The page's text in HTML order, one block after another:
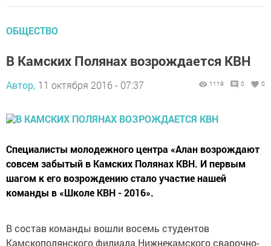
ОБЩЕСТВО
В Камских Полянах возрождается КВН
Автор, 11 октября 2016 - 07:37 1119 0 0
Специалисты молодежного центра «Алан возрождают
совсем забытый в Камских Полянах КВН. И первым
шагом к его возрождению стало участие нашей
команды в «Школе КВН - 2016».
В состав команды вошли восемь студентов
Камскополянского филиала Нижнекамского сварочно-